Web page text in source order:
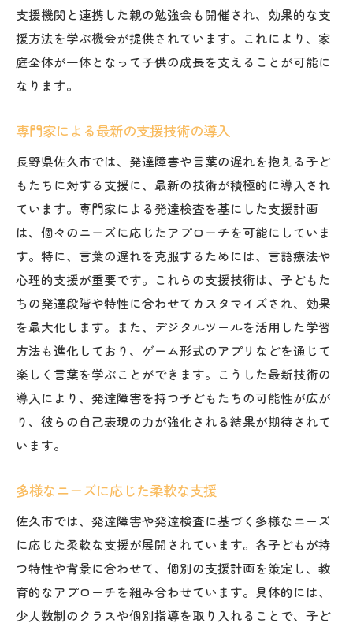
支援機関と連携した親の勉強会も開催され、効果的な支
援方法を学ぶ機会が提供されています。これにより、家
庭全体が一体となって子供の成長を支えることが可能に
なります。
専門家による最新の支援技術の導入
長野県佐久市では、発達障害や言葉の遅れを抱える子ど
もたちに対する支援に、最新の技術が積極的に導入され
ています。専門家による発達検査を基にした支援計画
は、個々のニーズに応じたアプローチを可能にしていま
す。特に、言葉の遅れを克服するためには、言語療法や
心理的支援が重要です。これらの支援技術は、子どもた
ちの発達段階や特性に合わせてカスタマイズされ、効果
を最大化します。また、デジタルツールを活用した学習
方法も進化しており、ゲーム形式のアプリなどを通じて
楽しく言葉を学ぶことができます。こうした最新技術の
導入により、発達障害を持つ子どもたちの可能性が広が
り、彼らの自己表現の力が強化される結果が期待されて
います。
多様なニーズに応じた柔軟な支援
佐久市では、発達障害や発達検査に基づく多様なニーズ
に応じた柔軟な支援が展開されています。各子どもが持
つ特性や背景に合わせて、個別の支援計画を策定し、教
育的なアプローチを組み合わせています。具体的には、
少人数制のクラスや個別指導を取り入れることで、子ど